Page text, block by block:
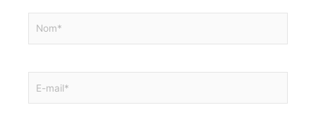
Nom*
E-
mail*